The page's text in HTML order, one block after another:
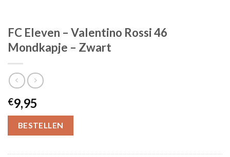
FC Eleven – Valentino Rossi 46
Mondkapje – Zwart
€9,95
BESTELLEN